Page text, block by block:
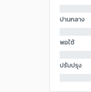
ปานกลาง
พอใช้
ปรับปรุง